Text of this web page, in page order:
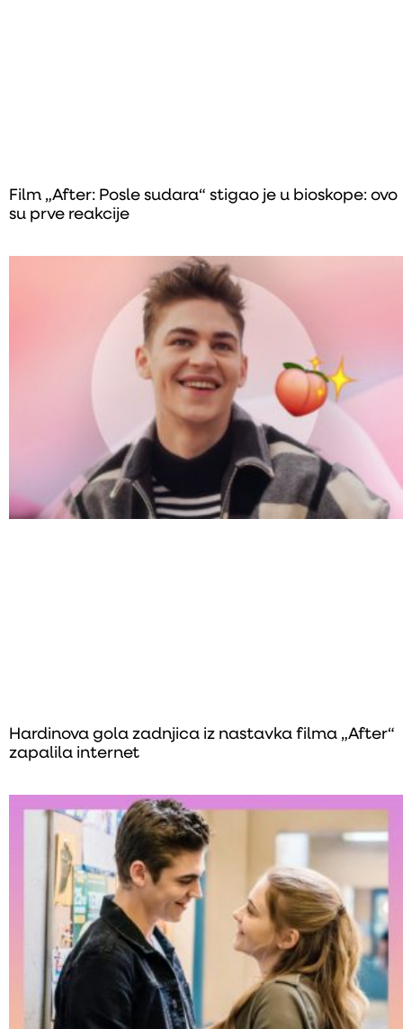
Film „After: Posle sudara“ stigao je u bioskope: ovo
su prve reakcije
Hardinova gola zadnjica iz nastavka filma „After“
zapalila internet